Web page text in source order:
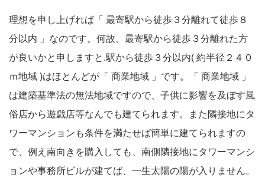
理想を申し上げれば「 最寄駅から徒歩３分離れて徒歩８
分以内 」なのです。何故、最寄駅から徒歩３分離れた方
が良いかと申しますと.駅から徒歩３分以内( 約半径２４０
ｍ地域 )はほとんどが「 商業地域 」です。「 商業地域 」
は建築基準法の無法地域ですので、子供に影響を及ぼす風
俗店から遊戯店等なんでも建てられます。また隣接地にタ
ワーマンションも条件を満たせば簡単に建てられますの
で、例え南向きを購入しても、南側隣接地にタワーマンシ
ョンや事務所ビルが建てば、一生太陽の陽が入りません。